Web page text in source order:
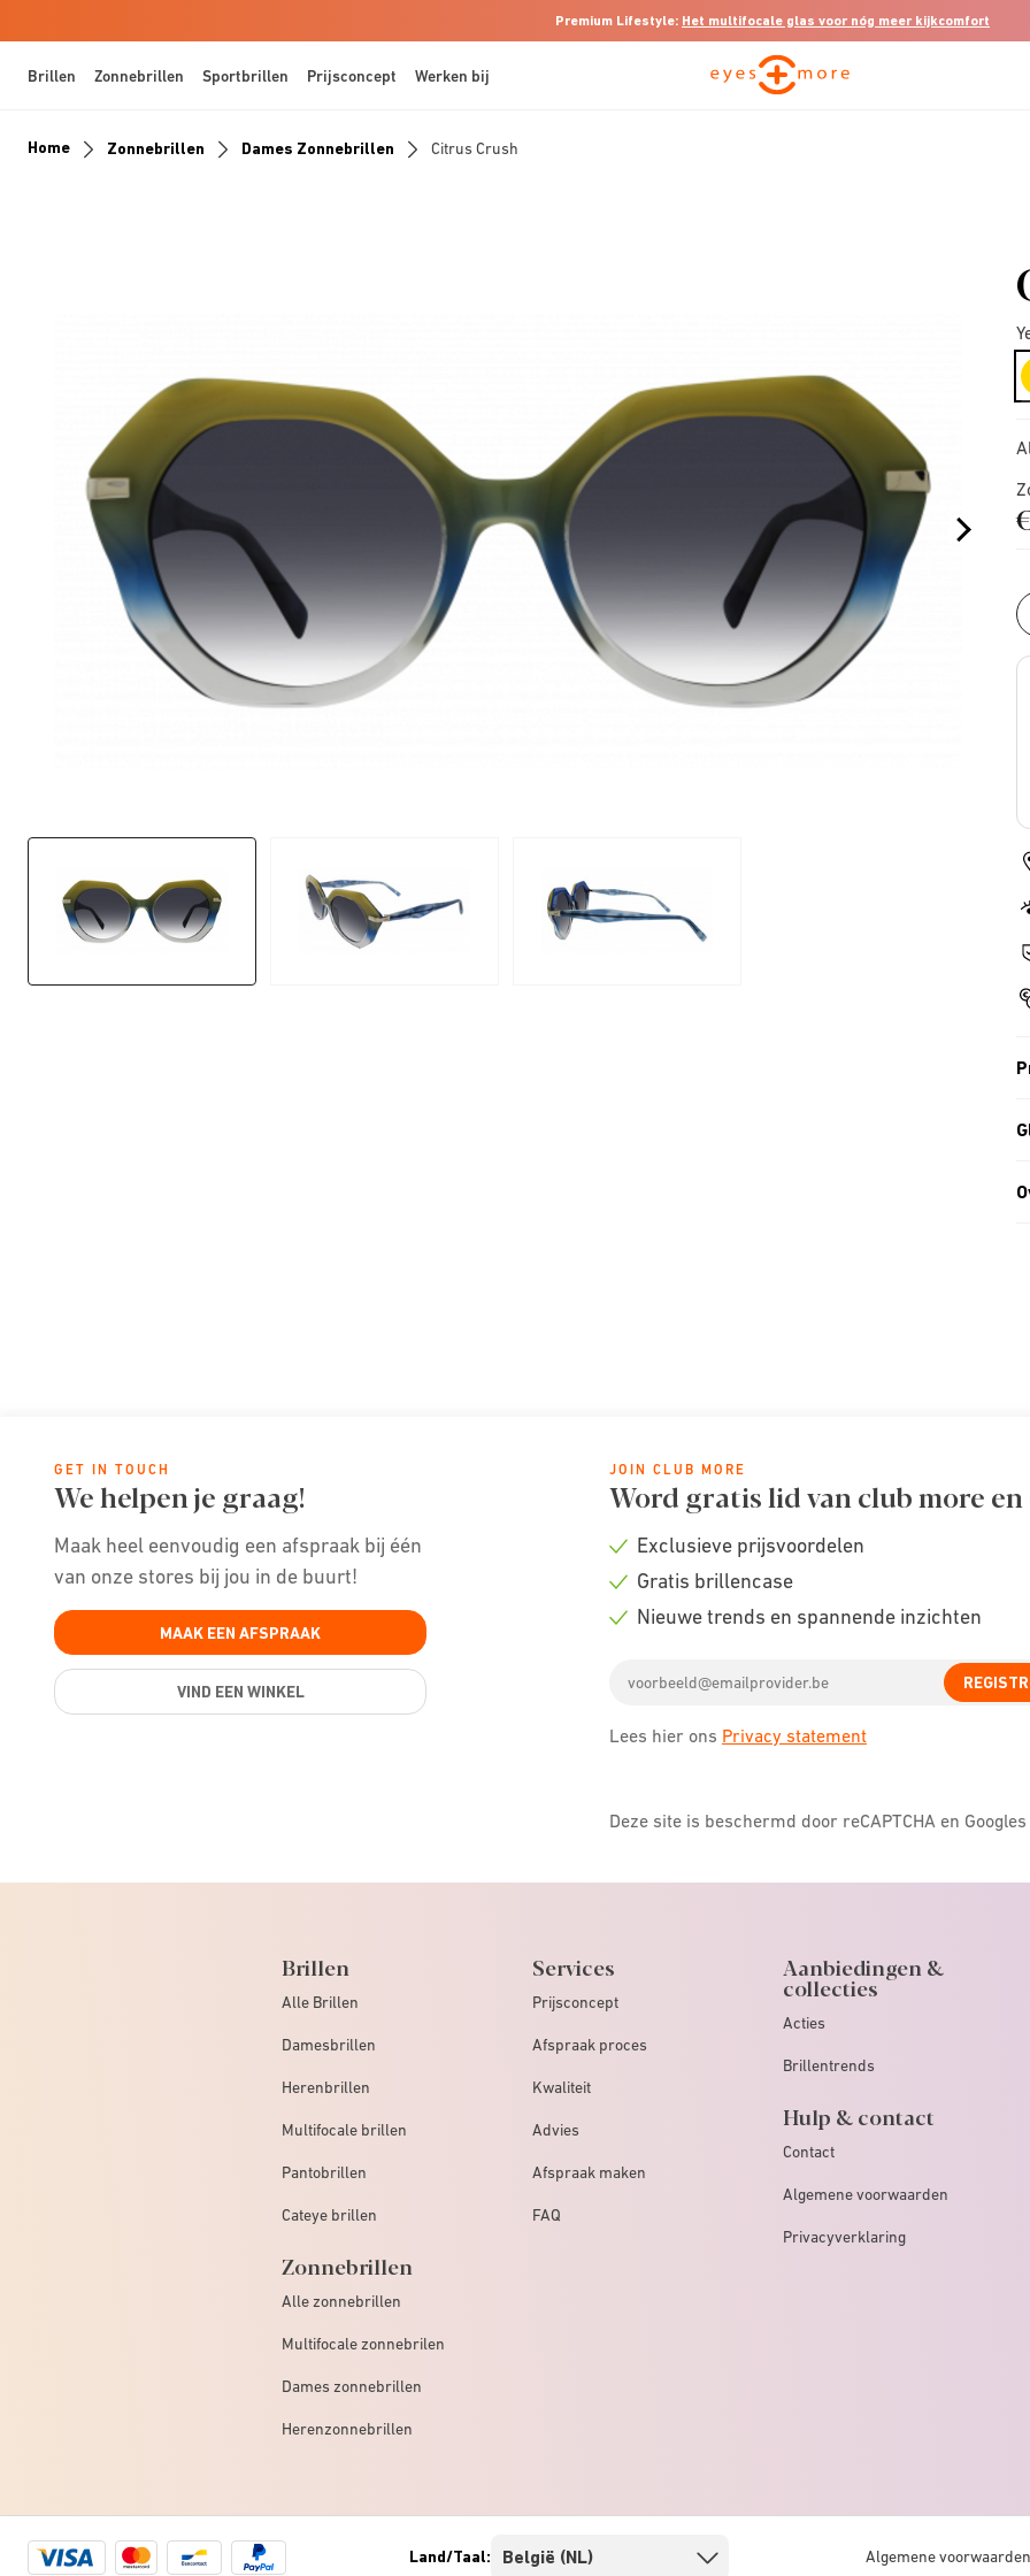
Premium Lifestyle: Het multifocale glas voor nóg meer kijkcomfort
Brillen Zonnebrillen Sportbrillen Prijsconcept Werken bij
Home Zonnebrillen Dames Zonnebrillen Citrus Crush
GET IN TOUCH
We helpen je graag!
Maak heel eenvoudig een afspraak bij één
van onze stores bij jou in de buurt!
MAAK EEN AFSPRAAK
VIND EEN WINKEL
JOIN CLUB MORE
Word gratis lid van club more
Check
Exclusieve prijsvoordelen
Check
Gratis brillencase
Nieuwe trends en spannende inzichten
address
Lees hier ons Privacy statement
Deze site is beschermd door reCAPTCHA en Googles
Brillen
Alle Brillen
Damesbrillen
Herenbrillen
Multifocale brillen
Pantobrillen
Cateye brillen
Zonnebrillen
Alle zonnebrillen
Multifocale zonnebrilen
Dames zonnebrillen
Herenzonnebrillen
Services
Prijsconcept
Afspraak proces
Kwaliteit
Advies
Afspraak maken
FAQ
Aanbiedingen &
collecties
Acties
Brillentrends
Hulp & contact
Contact
Algemene voorwaarden
Privacyverklaring
Visa
MastercardBancontactPaypal Land/Taal: Algemene voorwaarden